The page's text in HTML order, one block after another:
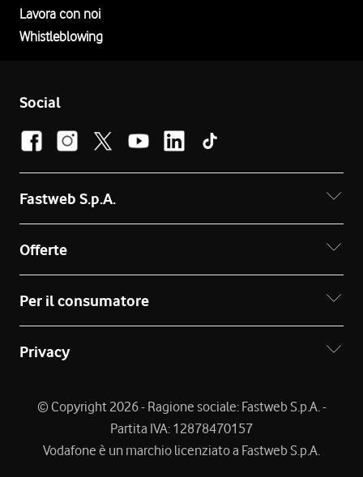
Lavora con noi
Whistleblowing
Social
Fastweb S.p.A.
Offerte
Per il consumatore
Privacy
© Copyright 2026 - Ragione sociale: Fastweb S.p.A. -
Partita IVA: 12878470157
Vodafone è un marchio licenziato a Fastweb S.p.A.